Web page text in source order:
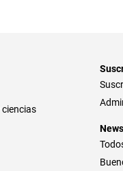
ciencias